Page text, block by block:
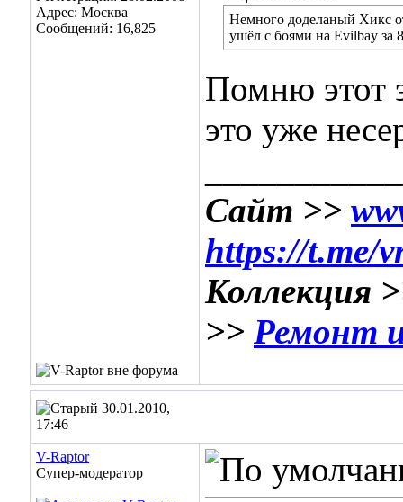
Адрес: Москва
Сообщений: 16,825
Немного доделаный Хикс
ушёл c боями на Evilbay за
Помню этот
это уже
Сайт >>
https://t.me/
Коллекция
>> Ремонт
30.01.2010,
17:46
V-Raptor
Супер-модератор